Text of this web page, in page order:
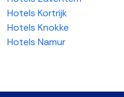
Hotels Kortrijk
Hotels Knokke
Hotels Namur